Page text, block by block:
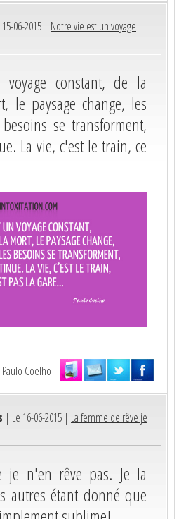
06-2015 | Notre vie est un voyage
constant, de la
le paysage change, les
se transforment,
La vie, c'est le train, ce
Paulo Coelho
| Le 16-06-2015 | La femme de rêve je
je n'en rêve pas. Je la
autres étant donné que